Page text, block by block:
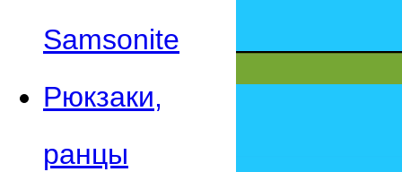
Samsonite
Рюкзаки,
ранцы